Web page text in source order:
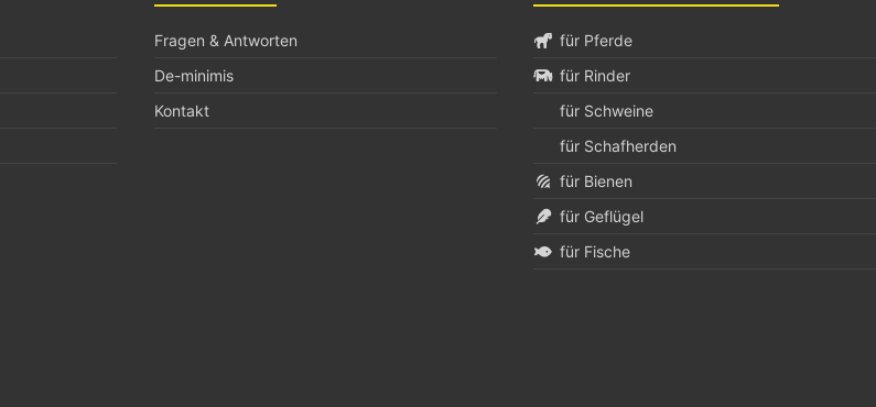
Fragen & Antworten
De-minimis
Kontakt
für Pferde
für Rinder
für Schweine
für Schafherden
für Bienen
für Geflügel
für Fische